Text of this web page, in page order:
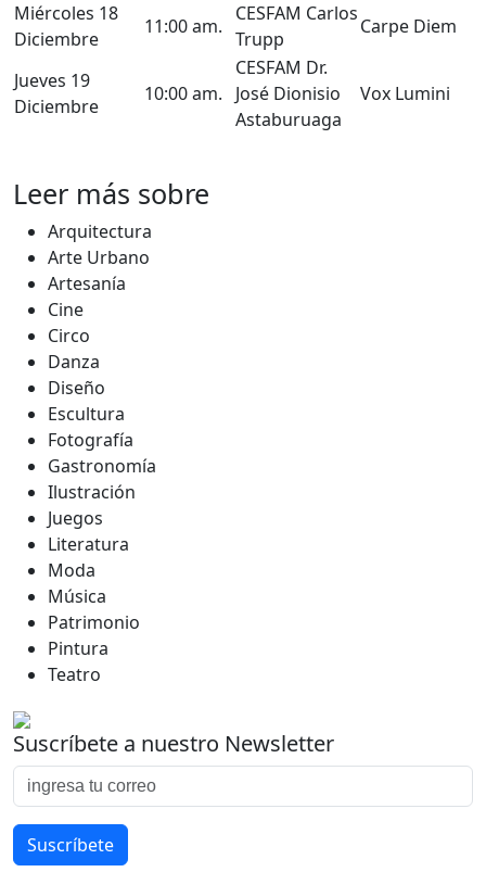
Miércoles 18
Diciembre
11:00 am.
CESFAM Carlos
Trupp
Carpe Diem
Jueves 19
Diciembre
10:00 am.
CESFAM Dr.
José Dionisio
Astaburuaga
Vox Lumini
Leer más sobre
Arquitectura
Arte Urbano
Artesanía
Cine
Circo
Danza
Diseño
Escultura
Fotografía
Gastronomía
Ilustración
Juegos
Literatura
Moda
Música
Patrimonio
Pintura
Teatro
Suscríbete a nuestro Newsletter